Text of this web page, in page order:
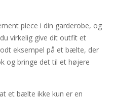
piece i din garderobe, og
virkelig give dit outfit et
eksempel på et bælte, der
og bringe det til et højere
et bælte ikke kun er en